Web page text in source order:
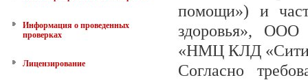
Информация о проведенных
проверках
Лицензирование
помощи») и
здоровья»,
«НМЦ КЛД
Согласно